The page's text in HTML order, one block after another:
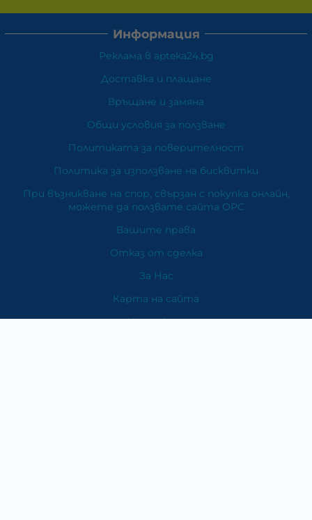
Информация
Реклама в apteka24.bg
Доставка и плащане
Връщане и замяна
Общи условия за ползване
Политиката за поверителност
Политика за използване на бисквитки
При възникване на спор, свързан с покупка онлайн,
можете да ползвате сайта ОРС
Вашите права
Отказ от сделка
За Нас
Карта на сайта
Контакти